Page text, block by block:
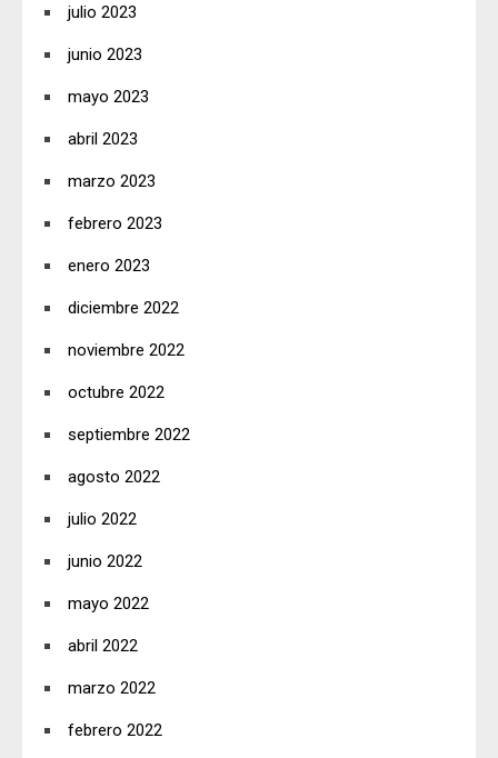
julio 2023
junio 2023
mayo 2023
abril 2023
marzo 2023
febrero 2023
enero 2023
diciembre 2022
noviembre 2022
octubre 2022
septiembre 2022
agosto 2022
julio 2022
junio 2022
mayo 2022
abril 2022
marzo 2022
febrero 2022